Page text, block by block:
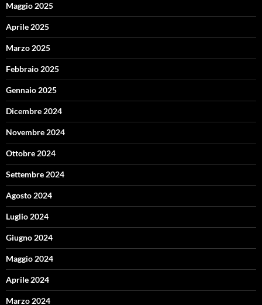
Maggio 2025
Aprile 2025
Marzo 2025
Febbraio 2025
Gennaio 2025
Dicembre 2024
Novembre 2024
Ottobre 2024
Settembre 2024
Agosto 2024
Luglio 2024
Giugno 2024
Maggio 2024
Aprile 2024
Marzo 2024